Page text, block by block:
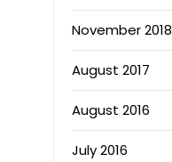
November 2018
August 2017
August 2016
July 2016